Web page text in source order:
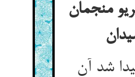
منجمان
شد آن